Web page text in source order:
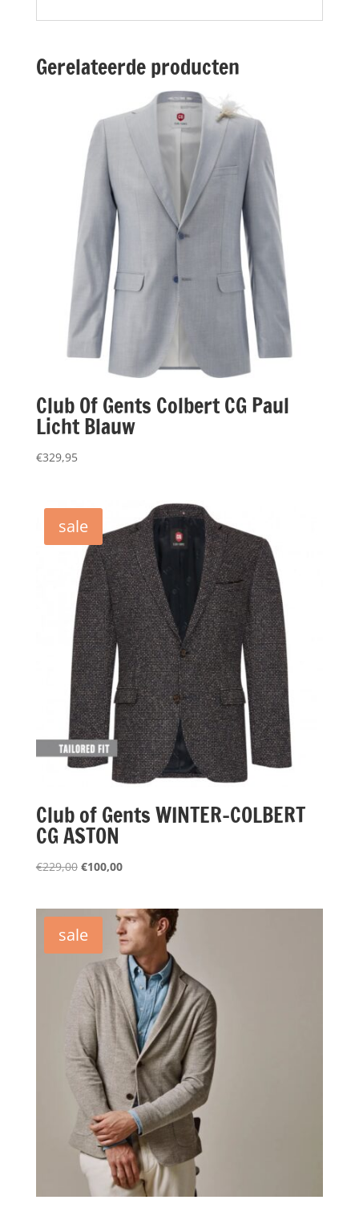
Gerelateerde producten
Club Of Gents Colbert CG Paul
Licht Blauw
€329,95
sale
Club of Gents WINTER-COLBERT
CG ASTON
€229,00 Oorspronkelijke
€229,00.
€100,00Huidige
€100,00.
sale